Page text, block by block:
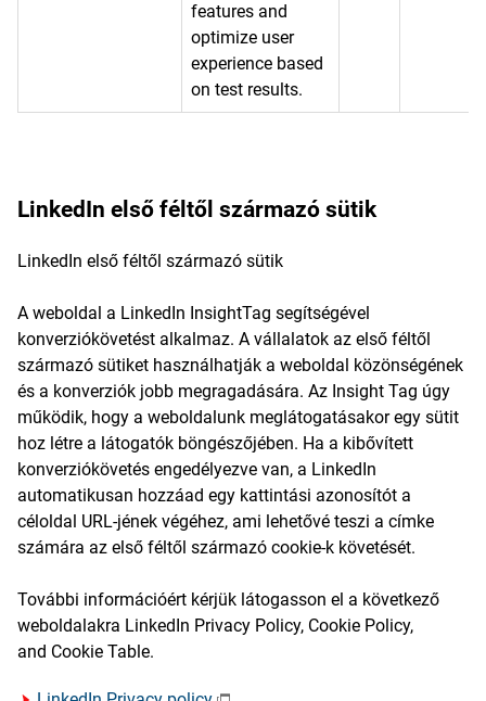
features and
optimize user
experience based
on test results.
LinkedIn első féltől származó sütik
LinkedIn első féltől származó sütik
A weboldal a LinkedIn InsightTag segítségével
konverziókövetést alkalmaz. A vállalatok az első féltől
származó sütiket használhatják a weboldal közönségének
és a konverziók jobb megragadására. Az Insight Tag úgy
működik, hogy a weboldalunk meglátogatásakor egy sütit
hoz létre a látogatók böngészőjében. Ha a kibővített
konverziókövetés engedélyezve van, a LinkedIn
automatikusan hozzáad egy kattintási azonosítót a
céloldal URL-jének végéhez, ami lehetővé teszi a címke
számára az első féltől származó cookie-k követését.
További információért kérjük látogasson el a következő
weboldalakra LinkedIn Privacy Policy, Cookie Policy,
and Cookie Table.